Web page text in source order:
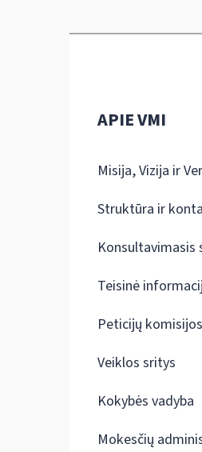
APIE VMI
Misija, Vizija ir
Struktūra ir
Konsultavimasis
Teisinė
Peticijų
Veiklos sritys
Kokybės vadyba
Mokesčių